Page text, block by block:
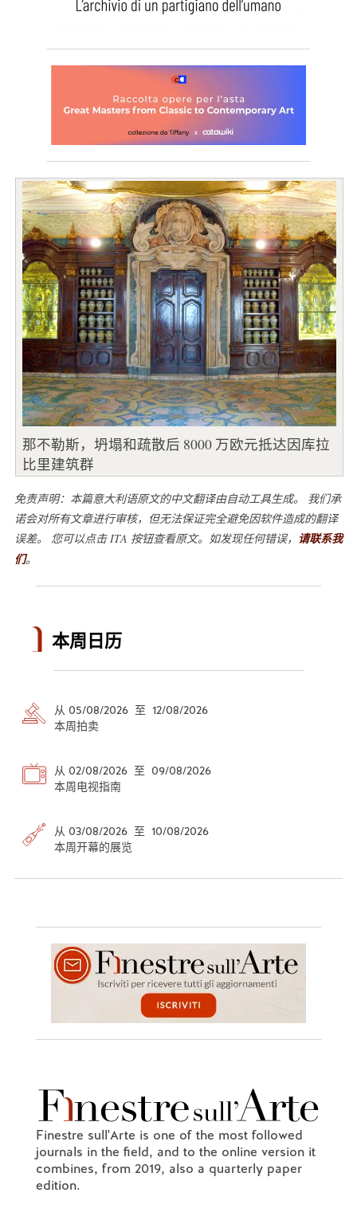
那不勒斯，坍塌和疏散后 8000 万欧元抵达因库拉
比里建筑群
免责声明：本篇意大利语原文的中文翻译由自动工具生成。 我们承
诺会对所有文章进行审核，但无法保证完全避免因软件造成的翻译
误差。 您可以点击 ITA 按钮查看原文。如发现任何错误， 请联系我
们。
本周日历
从 05/08/2026 至 12/08/2026
本周拍卖
从 02/08/2026 至 09/08/2026
本周电视指南
从 03/08/2026 至 10/08/2026
本周开幕的展览
Finestre sull'Arte is one of the most followed
journals in the field, and to the online version it
combines, from 2019, also a quarterly paper
edition.